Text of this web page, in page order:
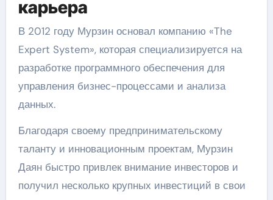
карьера
В 2012 году Мурзин основал компанию «The
Expert System», которая специализируется на
разработке программного обеспечения для
управления бизнес-процессами и анализа
данных.
Благодаря своему предпринимательскому
таланту и инновационным проектам, Мурзин
Даян быстро привлек внимание инвесторов и
получил несколько крупных инвестиций в свои